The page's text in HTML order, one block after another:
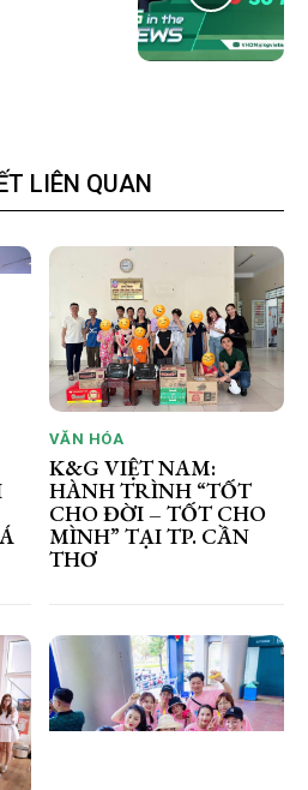
LIÊN QUAN
VĂN HÓA
K&G VIỆT NAM:
HÀNH TRÌNH “TỐT
CHO ĐỜI – TỐT CHO
MÌNH” TẠI TP. CẦN
THƠ